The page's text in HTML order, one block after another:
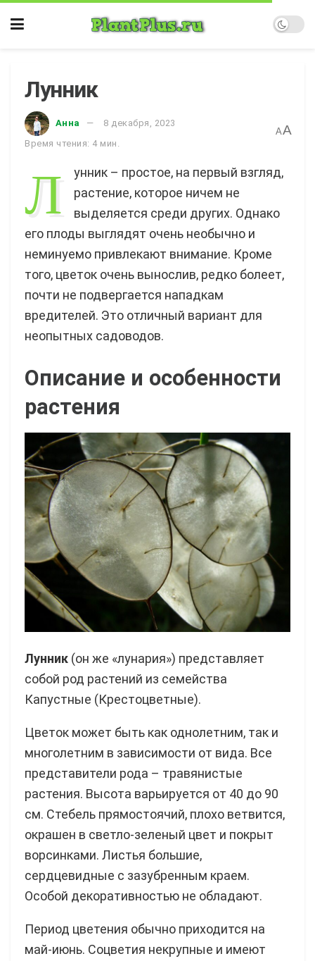
Лунник
Анна
8 декабря, 2023
Время чтения: 4 мин.
AA
Л
унник – простое, на первый взгляд,
растение, которое ничем не
выделяется среди других. Однако
его плоды выглядят очень необычно и
неминуемо привлекают внимание. Кроме
того, цветок очень вынослив, редко болеет,
почти не подвергается нападкам
вредителей. Это отличный вариант для
неопытных садоводов.
Описание и особенности
растения
Лунник (он же «лунария») представляет
собой род растений из семейства
Капустные (Крестоцветные).
Цветок может быть как однолетним, так и
многолетним в зависимости от вида. Все
представители рода – травянистые
растения. Высота варьируется от 40 до 90
см. Стебель прямостоячий, плохо ветвится,
окрашен в светло-зеленый цвет и покрыт
ворсинками. Листья большие,
сердцевидные с зазубренным краем.
Особой декоративностью не обладают.
Период цветения обычно приходится на
май-июнь. Соцветия некрупные и имеют